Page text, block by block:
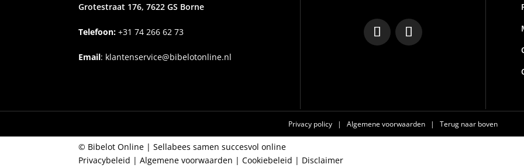
Grotestraat 176, 7622 GS Borne
Telefoon: +3174 266 62 73
Email: klantenservice@bibelotonline.nl
Privacy policy | Algemene voorwaarden | Terug naar boven
© Bibelot Online |Sellabees samen succesvol online
Privacybeleid |Algemene voorwaarden |Cookiebeleid | Disclaimer